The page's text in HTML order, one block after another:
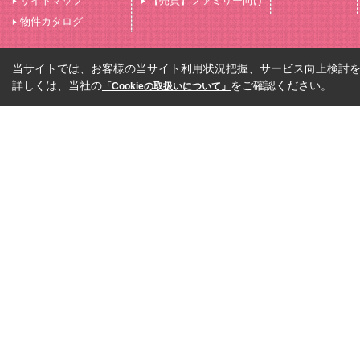
物件カタログ
当サイトでは、お客様の当サイト利用状況把握、サービス向上検討
詳しくは、当社の 「Cookieの取扱いについて」 をご確認ください。